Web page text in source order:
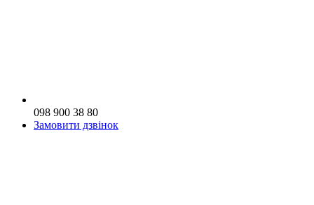
098 900 38 80
Замовити дзвінок